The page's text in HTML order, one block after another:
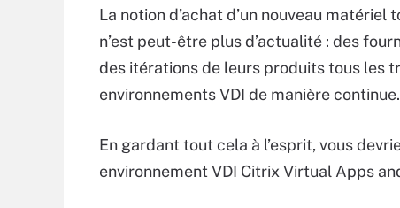
La notion d’achat d’un nouveau
n’est peut-être plus d’actualité : des
des itérations de leurs produits tous les
environnements VDI de manière continue.
En gardant tout cela à l’esprit, vous
environnement VDI Citrix Virtual Apps